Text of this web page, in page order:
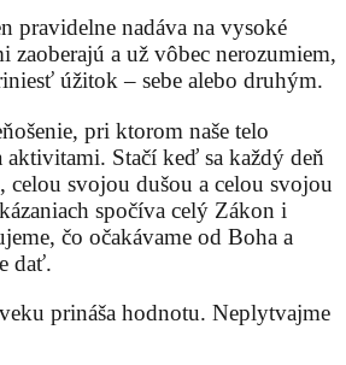
pravidelne nadáva na vysoké
a už vôbec nerozumiem,
úžitok – sebe alebo druhým.
pri ktorom naše telo
Stačí keď sa každý deň
svojou dušou a celou svojou
spočíva celý Zákon i
čo očakávame od Boha a
dať.
prináša hodnotu. Neplytvajme